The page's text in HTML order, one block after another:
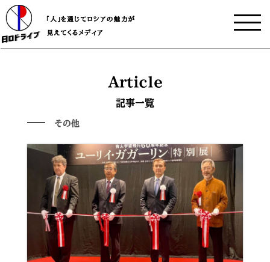
Article
記事一覧
その他